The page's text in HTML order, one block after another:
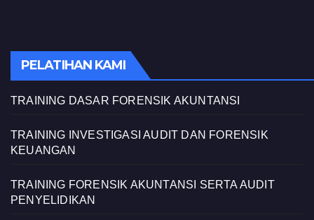
PELATIHAN KAMI
TRAINING DASAR FORENSIK AKUNTANSI
TRAINING INVESTIGASI AUDIT DAN FORENSIK
KEUANGAN
TRAINING FORENSIK AKUNTANSI SERTA AUDIT
PENYELIDIKAN